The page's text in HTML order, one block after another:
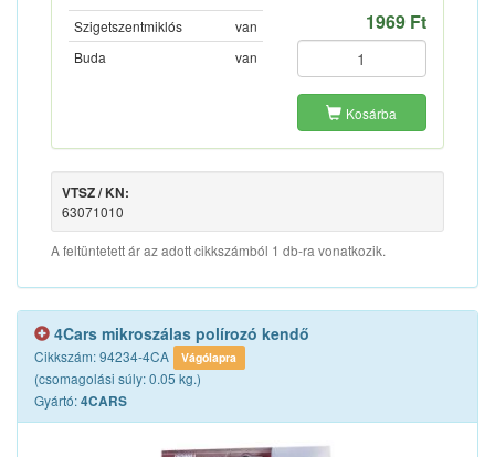
Szigetszentmiklós
van
Buda
van
1969 Ft
Kosárba
VTSZ / KN:
63071010
A feltüntetett ár az adott cikkszámból 1 db-ra vonatkozik.
4Cars mikroszálas polírozó kendő
Cikkszám: 94234-4CA Vágólapra
(csomagolási súly: 0.05 kg.)
Gyártó:4CARS